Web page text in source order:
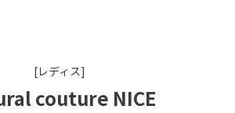
[レディス]
couture NICE